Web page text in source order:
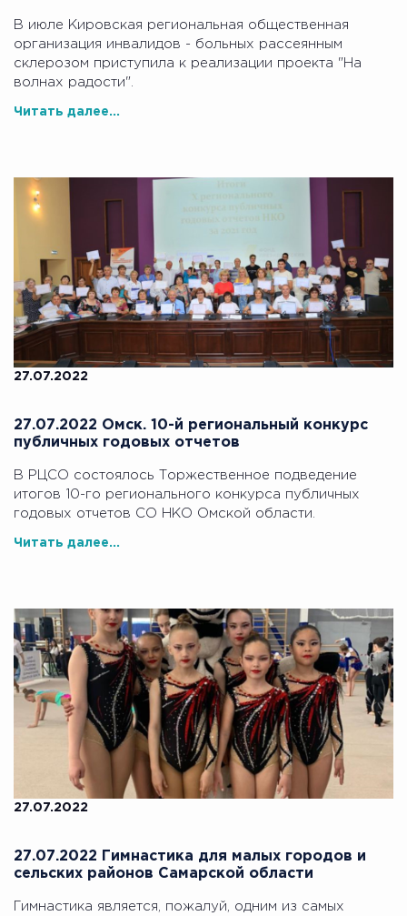
В июле Кировская региональная общественная
организация инвалидов - больных рассеянным
склерозом приступила к реализации проекта "На
волнах радости".
Читать далее...
27.07.2022
27.07.2022 Омск. 10-й региональный конкурс
публичных годовых отчетов
В РЦСО состоялось Торжественное подведение
итогов 10-го регионального конкурса публичных
годовых отчетов СО НКО Омской области.
Читать далее...
27.07.2022
27.07.2022 Гимнастика для малых городов и
сельских районов Самарской области
Гимнастика является, пожалуй, одним из самых